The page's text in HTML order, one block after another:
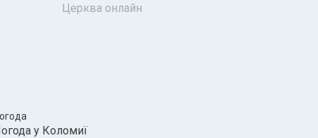
Церква онлайн
у Коломиї